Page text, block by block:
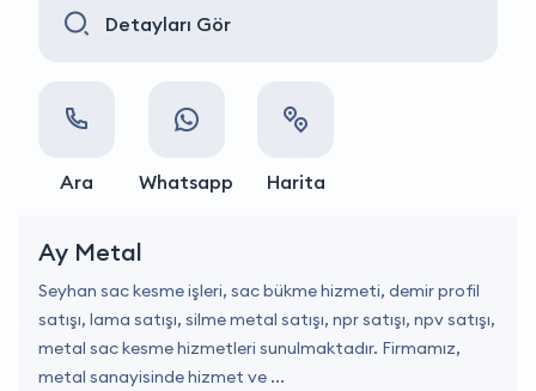
Detayları Gör
Ara Whatsapp Harita
Ay Metal
Seyhan sac kesme işleri, sac bükme hizmeti, demir profil
satışı, lama satışı, silme metal satışı, npr satışı, npv satışı,
metal sac kesme hizmetleri sunulmaktadır. Firmamız,
metal sanayisinde hizmet ve ...